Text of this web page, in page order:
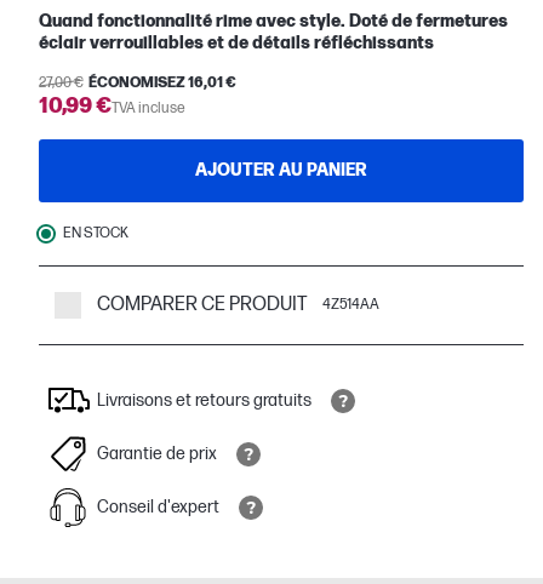
Quand fonctionnalité rime avec style. Doté de fermetures
éclair verrouillables et de détails réfléchissants
27,00 € ÉCONOMISEZ 16,01 €
10,99 €TVA incluse
AJOUTER AU PANIER
EN STOCK
COMPARER CE PRODUIT 4Z514AA
Livraisons et retours gratuits
Garantie de prix
Conseil d'expert